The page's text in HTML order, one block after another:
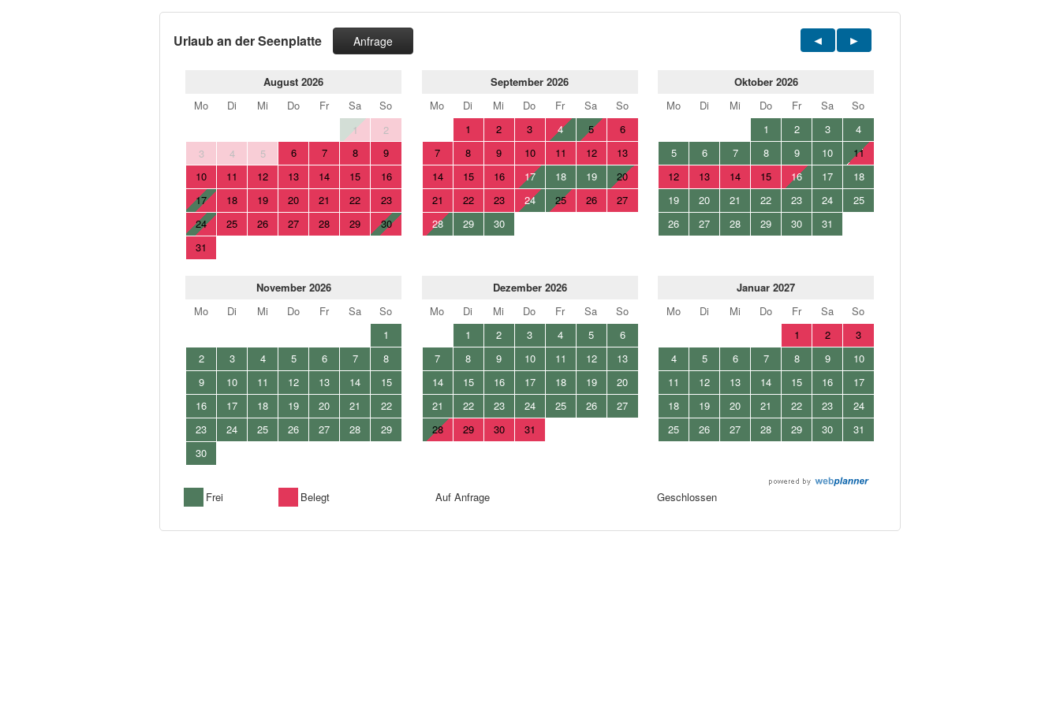
Urlaub an der Seenplatte Anfrage
August 2026
Mo
Di Mi Do Fr Sa
So
1
2
3
4 5 6 7 8
9
10
11 12 13 14 15
16
17
18 19 20 21 22
23
24
25 26 27 28 29
30
31
September 2026
Mo
Di Mi Do Fr Sa
So
1
2 3 4 5
6
7
8 9 10 11 12
13
14
15 16 17 18 19
20
21
22 23 24 25 26
27
28
29 30
Oktober 2026
Mo
Di Mi Do Fr Sa
So
1
2 3
4
5
6 7 8 9 10
11
12
13 14 15 16 17
18
19
20 21 22 23 24
25
26
27 28 29 30 31
November 2026
Mo
Di Mi Do Fr Sa
So
1
2
3 4 5 6 7
8
9
10 11 12 13 14
15
16
17 18 19 20 21
22
23
24 25 26 27 28
29
30
Dezember 2026
Mo
Di Mi Do Fr Sa
So
1
2 3 4 5
6
7
8 9 10 11 12
13
14
15 16 17 18 19
20
21
22 23 24 25 26
27
28
29 30 31
Januar 2027
Mo
Di Mi Do Fr Sa
So
1
2
3
4
5 6 7 8 9
10
11
12 13 14 15 16
17
18
19 20 21 22 23
24
25
26 27 28 29 30 31
Frei Belegt Auf Anfrage Geschlossen